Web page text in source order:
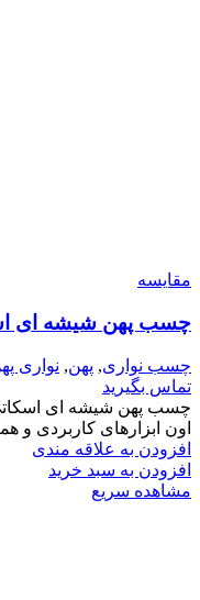
مقایسه
چسب پهن شیشه ای
چسب نواری, پهن, نواری
تماس بگیرید
چسب پهن شیشه ای
اون ابزارهای کاربردی و
افزودن به علاقه مندی
افزودن به سبد خرید
مشاهده سریع